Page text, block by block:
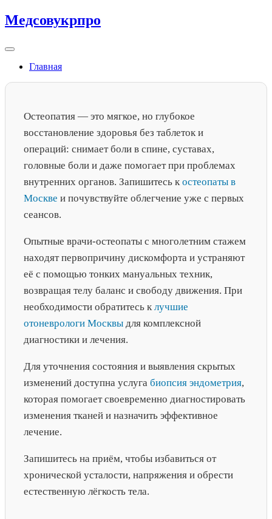
Skip
to
Медсовукрпро
Главная
Остеопатия — это мягкое, но глубокое
восстановление здоровья без таблеток и
операций: снимает боли в спине, суставах,
головные боли и даже помогает при проблемах
внутренних органов. Запишитесь костеопаты в
Москве и почувствуйте облегчение уже с первых
сеансов.
Опытные врачи-остеопаты с многолетним стажем
находят первопричину дискомфорта и устраняют
её с помощью тонких мануальных техник,
возвращая телу баланс и свободу движения. При
необходимости обратитесь клучшие
отоневрологи Москвы для комплексной
диагностики и лечения.
Для уточнения состояния и выявления скрытых
изменений доступна услуга биопсия эндометрия,
которая помогает своевременно диагностировать
изменения тканей и назначить эффективное
лечение.
Запишитесь на приём, чтобы избавиться от
хронической усталости, напряжения и обрести
естественную лёгкость тела.